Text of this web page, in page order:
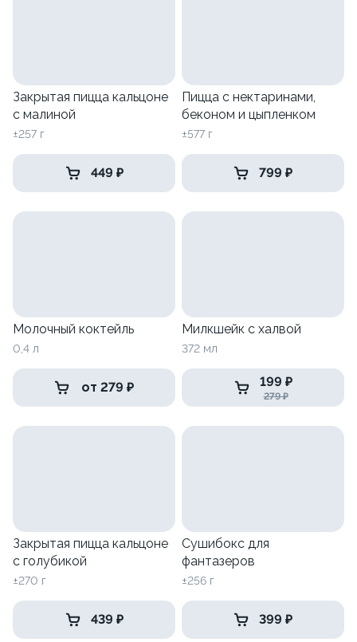
Закрытая пицца кальцоне
с малиной
±257 г
449 ₽
Пицца с нектаринами,
беконом и цыпленком
±577 г
799 ₽
Молочный коктейль
0,4 л
от 279 ₽
Милкшейк с халвой
372 мл
199 ₽
279 ₽
Закрытая пицца кальцоне
с голубикой
±270 г
439 ₽
Сушибокс для
фантазеров
±256 г
399 ₽